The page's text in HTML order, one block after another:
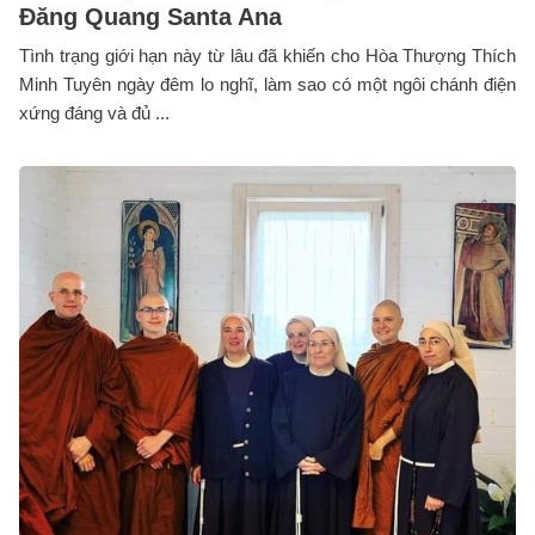
Đăng Quang Santa Ana
Tình trạng giới hạn này từ lâu đã khiến cho Hòa Thượng Thích
Minh Tuyên ngày đêm lo nghĩ, làm sao có một ngôi chánh điện
xứng đáng và đủ ...